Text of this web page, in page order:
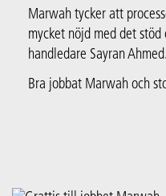
Marwah tycker att
mycket nöjd med det
handledare Sayran Ahmed.
Bra jobbat Marwah och